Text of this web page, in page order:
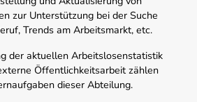
zur Unterstützung bei der Suche
Trends am Arbeitsmarkt, etc.
der aktuellen Arbeitslosenstatistik
Öffentlichkeitsarbeit zählen
dieser Abteilung.